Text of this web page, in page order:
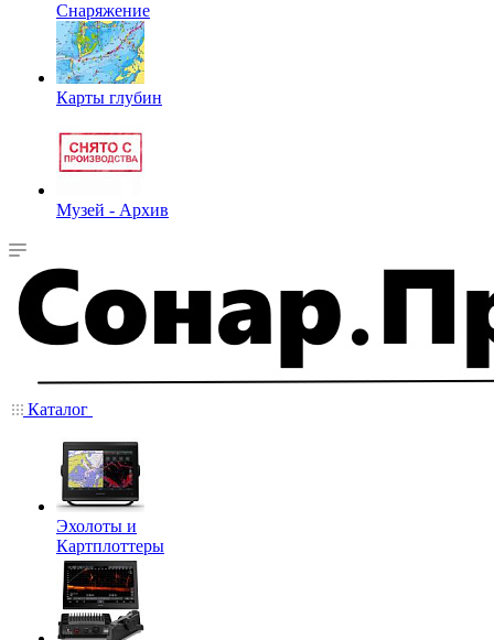
Снаряжение
Карты глубин
Музей - Архив
Каталог
Эхолоты и
Картплоттеры